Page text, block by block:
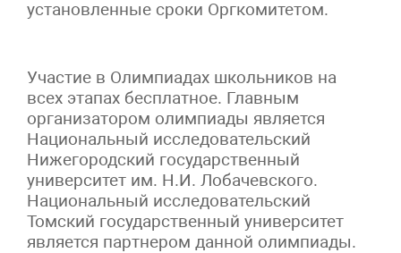
установленные сроки Оргкомитетом.
Участие в Олимпиадах школьников на
всех этапах бесплатное. Главным
организатором олимпиады является
Национальный исследовательский
Нижегородский государственный
университет им. Н.И. Лобачевского.
Национальный исследовательский
Томский государственный университет
является партнером данной олимпиады.